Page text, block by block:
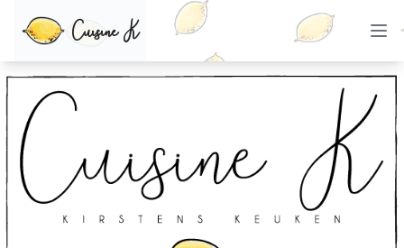
Cuisine K